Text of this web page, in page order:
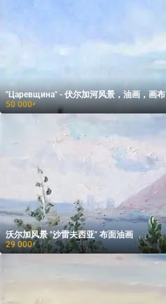
"Царевщина" - 伏尔加河风景，油画，画布
50 000₽
沃尔加风景 "沙雷夫西亚" 布面油画
29 000₽